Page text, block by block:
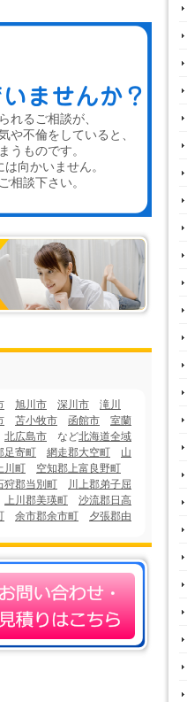
れるご相談が、
や不倫をしていると、
うものです。
向かいません。
相談下さい。
旭川市 深川市
滝川
苫小牧市 函館市
室蘭
北広島市 など北海道全域
足寄町 網走郡大空町
山
川町
空知郡上富良野町
狩郡当別町
川上郡弟子屈
上川郡美瑛町
沙流郡日高
余市郡余市町
夕張郡由